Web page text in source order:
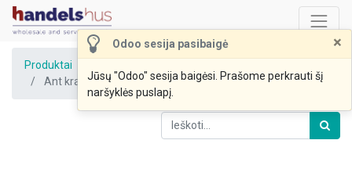
Odoo sesija pasibaigė ×
Jūsų "Odoo" sesija baigėsi. Prašome perkrauti šį
naršyklės puslapį.
Produktai
Ant kraiko laikomų vištų kiaušiniai AL fas.10 GNP